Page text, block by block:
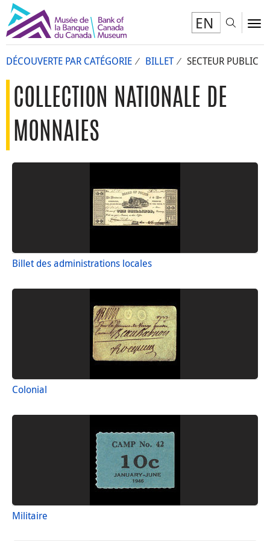
EN
DÉCOUVERTE PAR CATÉGORIE BILLET SECTEUR PUBLIC
COLLECTION NATIONALE DE
MONNAIES
Billet des administrations locales
Colonial
Militaire